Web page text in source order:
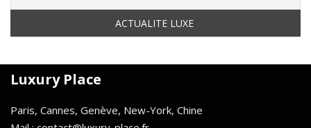
Luxury Place
Paris, Cannes, Genève, New-York, Chine